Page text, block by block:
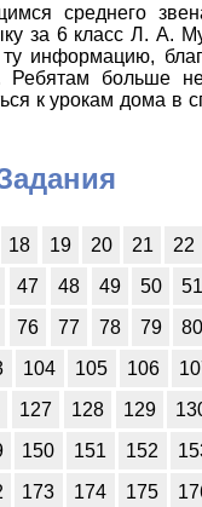
среднего
за 6 класс Л. A.
информацию,
больше
к урокам дома в
18 19 20 21 22
47 48 49 50 51
76 77 78 79 80
104 105 106
127 128 129
150 151 152
173 174 175